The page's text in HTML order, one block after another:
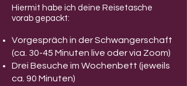
Hiermit habe ich deine Reisetasche
vorab gepackt:
Vorgespräch in der Schwangerschaft
(ca. 30-45 Minuten live oder via Zoom)
Drei Besuche im Wochenbett (jeweils
ca. 90 Minuten)